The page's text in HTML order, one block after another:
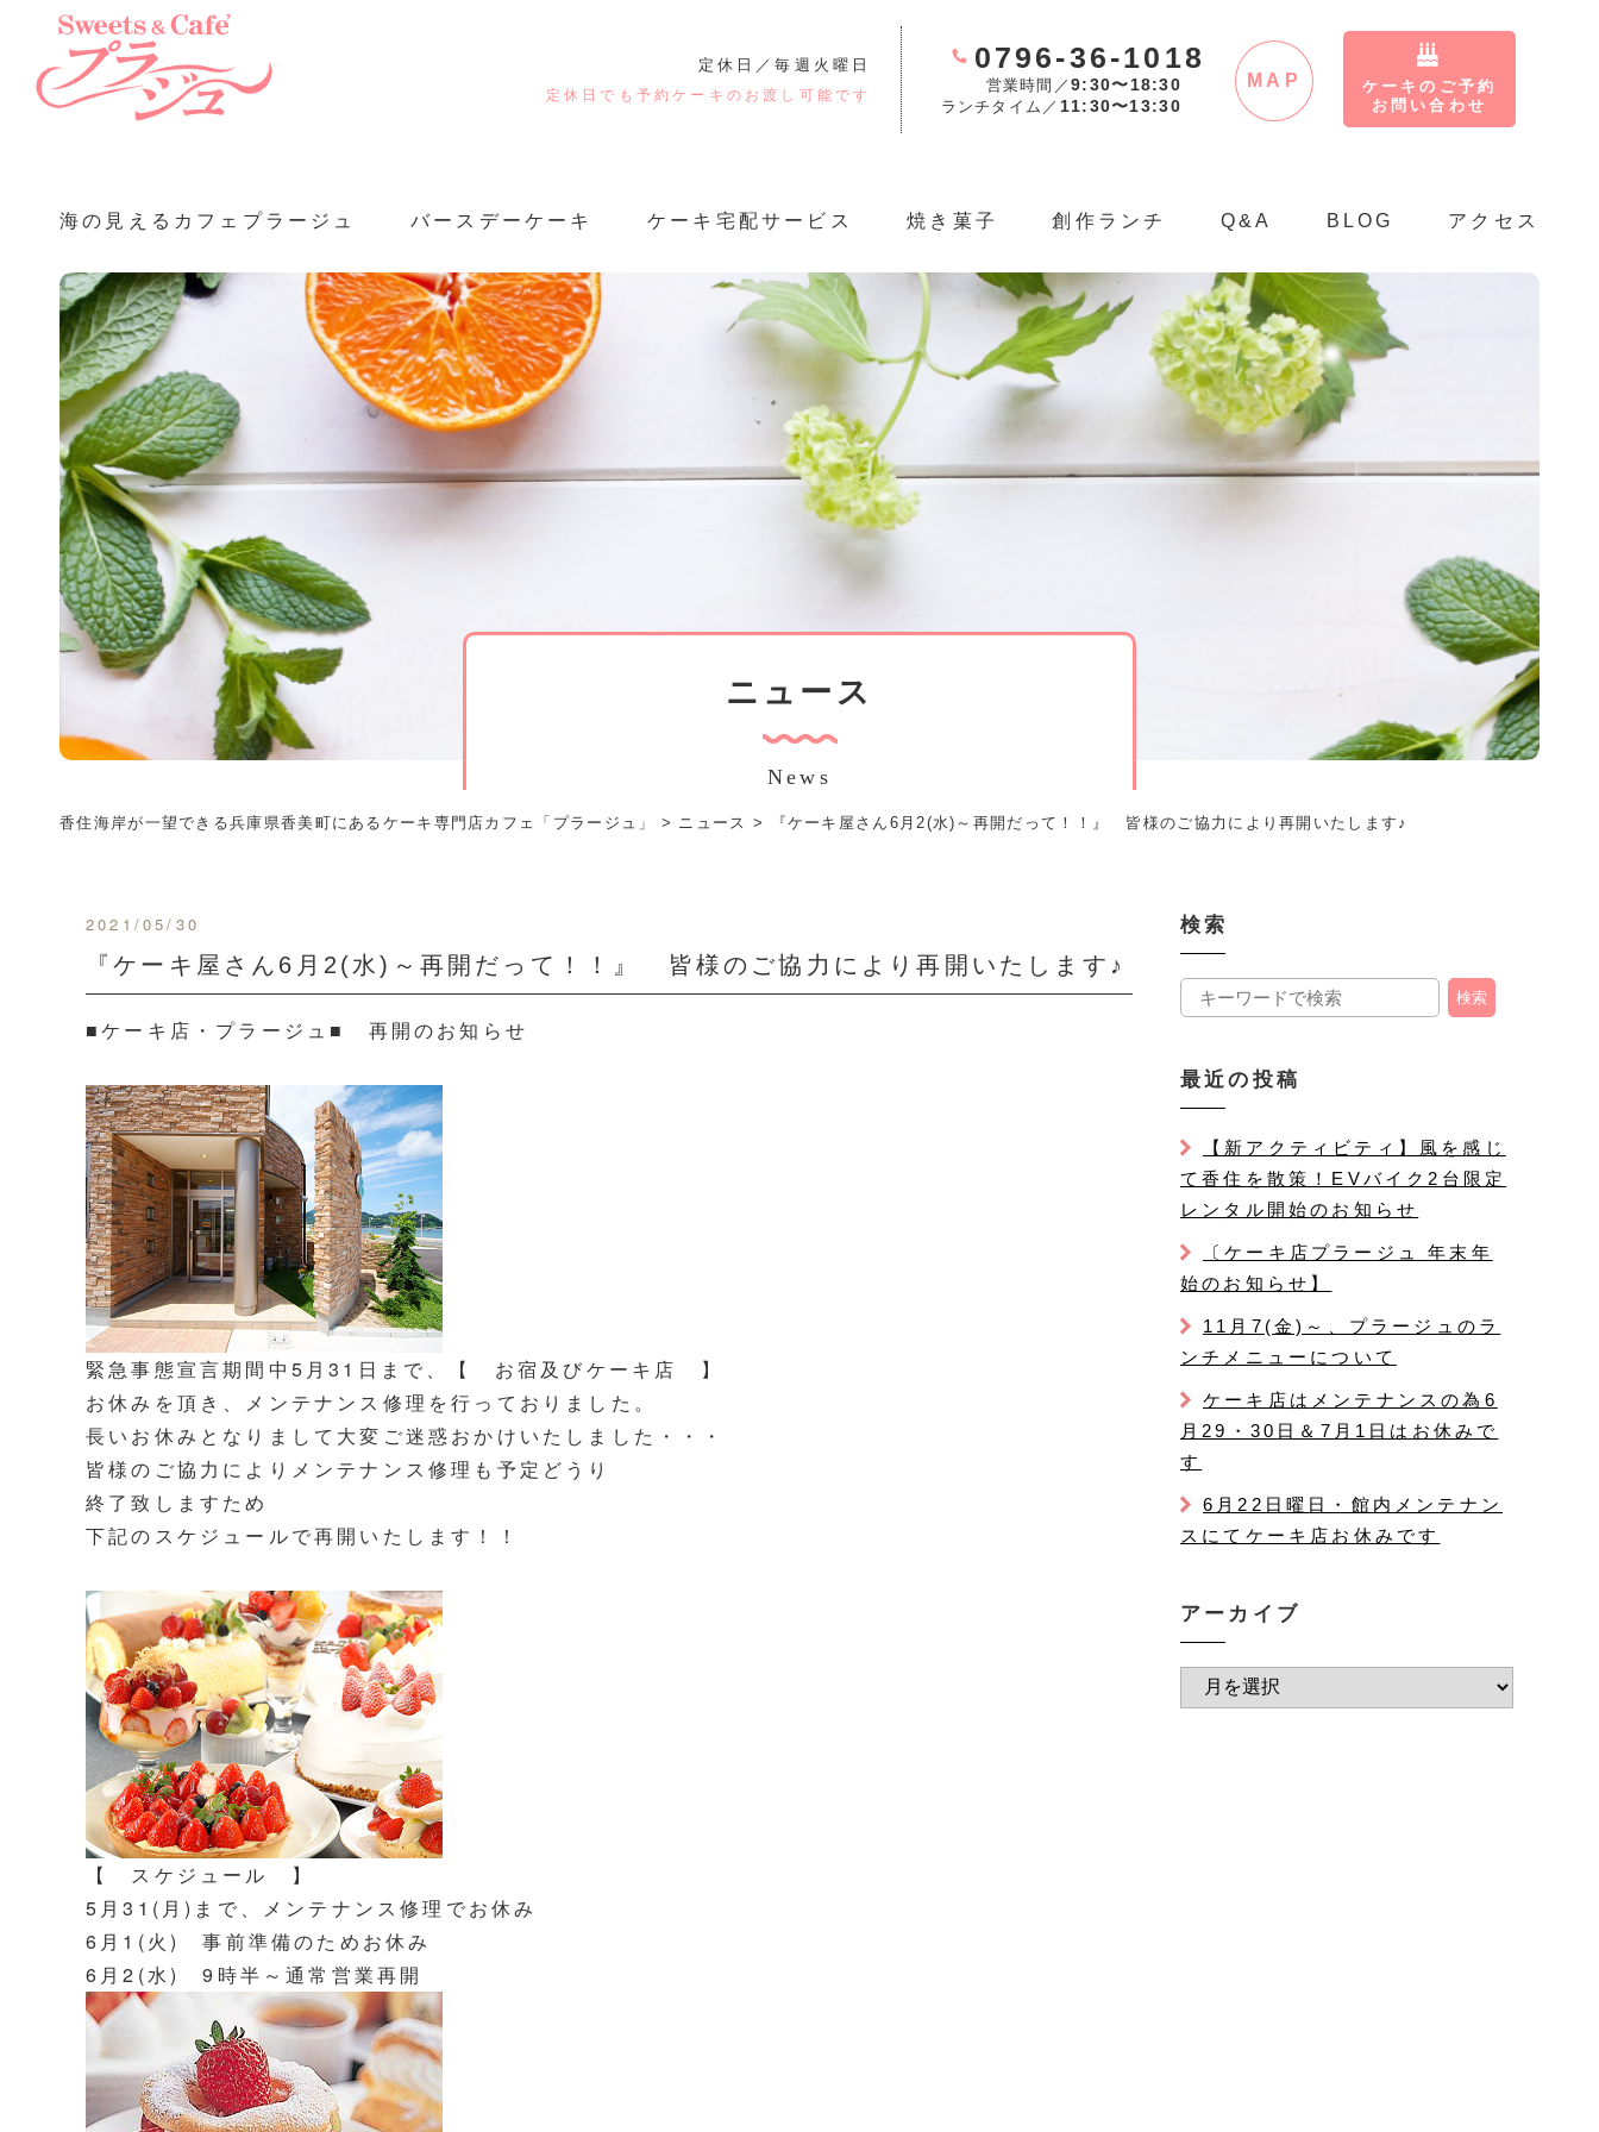
定休日／毎週火曜日
定休日でも予約ケーキのお渡し可能です
0796-36-1018
営業時間／ 9:30〜18:30
ランチタイム／ 11:30〜13:30
MAP
ケーキのご予約
お問い合わせ
海の見えるカフェプラージュ バースデーケーキ ケーキ宅配サービス 焼き菓子 創作ランチ Q&A BLOG アクセス
ニュース
News
香住海岸が一望できる兵庫県香美町にあるケーキ専門店カフェ「プラージュ」 > ニュース > 『ケーキ屋さん6月2(水)～再開だって！！』 皆様のご協力により再開いたします♪
2021/05/30
『ケーキ屋さん6月2(水)～再開だって！！』 皆様のご協力により再開いたします♪
■ケーキ店・プラージュ■ 再開のお知らせ
緊急事態宣言期間中5月31日まで、【 お宿及びケーキ店 】
お休みを頂き、メンテナンス修理を行っておりました。
長いお休みとなりまして大変ご迷惑おかけいたしました・・・
皆様のご協力によりメンテナンス修理も予定どうり
終了致しますため
下記のスケジュールで再開いたします！！
【 スケジュール 】
5月31(月)まで、メンテナンス修理でお休み
6月1(火) 事前準備のためお休み
6月2(水) 9時半～通常営業再開
検索
最近の投稿
【新アクティビティ】風を感じ
て香住を散策！EVバイク2台限定
レンタル開始のお知らせ
〔ケーキ店プラージュ 年末年
始のお知らせ】
11月7(金)～、プラージュのラ
ンチメニューについて
ケーキ店はメンテナンスの為6
月29・30日＆7月1日はお休みで
す
6月22日曜日・館内メンテナン
スにてケーキ店お休みです
アーカイブ